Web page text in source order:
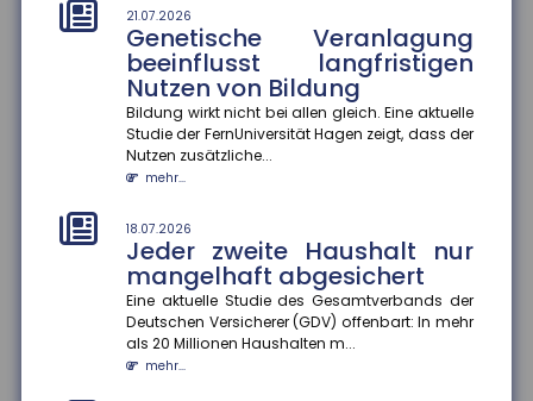
21.07.2026
Genetische Veranlagung
beeinflusst langfristigen
Nutzen von Bildung
Bildung wirkt nicht bei allen gleich. Eine aktuelle
Studie der FernUniversität Hagen zeigt, dass der
Nutzen zusätzliche...
mehr...
18.07.2026
Jeder zweite Haushalt nur
mangelhaft abgesichert
Eine aktuelle Studie des Gesamtverbands der
Deutschen Versicherer (GDV) offenbart: In mehr
als 20 Millionen Haushalten m...
mehr...
Gründer:innen entsche...
mehr...
18.07.2026
Wohnungseigentümer können
Einbau von Klima-Splitgeräten
verlangen
Der Bundesgerichtshof hat entschieden, dass
Voraussetzungen den Einbau eines Klima-S...
mehr...
18.07.2026
Gesundheitskampagnen zu
Hitze in Europa
Extreme Hitzeperioden nehmen in Europa zu. Eine